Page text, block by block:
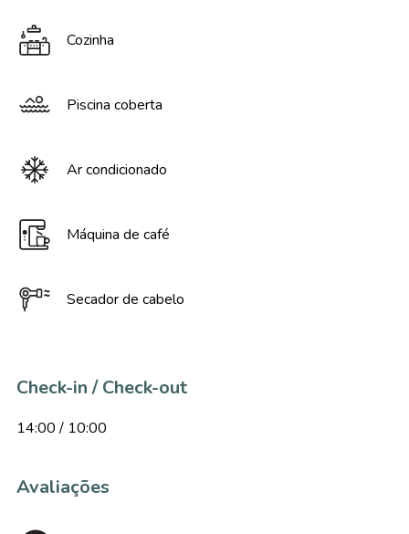
Cozinha
Piscina coberta
Ar condicionado
Máquina de café
Secador de cabelo
Check-in / Check-out
14:00 / 10:00
Avaliações